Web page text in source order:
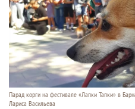
Парад корги на фестивале «Лапки Тапки» в
Лариса Васильева